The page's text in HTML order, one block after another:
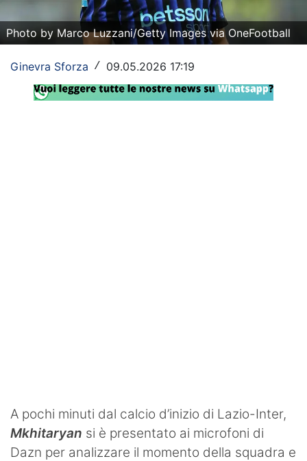
Altri Sport
Formula 1
Tennis
Vela
Photo by Marco Luzzani/Getty Images via OneFootball
Ginevra Sforza / 09.05.2026 17:19
A pochi minuti dal calcio d’inizio di Lazio-Inter,
Mkhitaryan si è presentato ai microfoni di
Dazn per analizzare il momento della squadra e